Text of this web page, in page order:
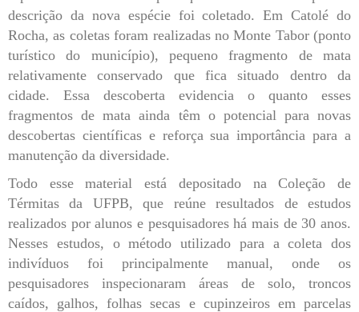
descrição da nova espécie foi coletado. Em Catolé do
Rocha, as coletas foram realizadas no Monte Tabor (ponto
turístico do município), pequeno fragmento de mata
relativamente conservado que fica situado dentro da
cidade. Essa descoberta evidencia o quanto esses
fragmentos de mata ainda têm o potencial para novas
descobertas científicas e reforça sua importância para a
manutenção da diversidade.
Todo esse material está depositado na Coleção de
Térmitas da UFPB, que reúne resultados de estudos
realizados por alunos e pesquisadores há mais de 30 anos.
Nesses estudos, o método utilizado para a coleta dos
indivíduos foi principalmente manual, onde os
pesquisadores inspecionaram áreas de solo, troncos
caídos, galhos, folhas secas e cupinzeiros em parcelas